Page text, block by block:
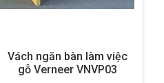
Vách ngăn bàn làm việc
gỗ Verneer VNVP03